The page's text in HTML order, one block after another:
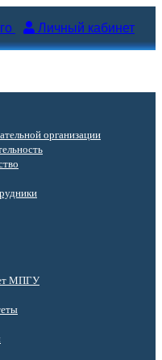
Личный кабинет
организации
МПГУ